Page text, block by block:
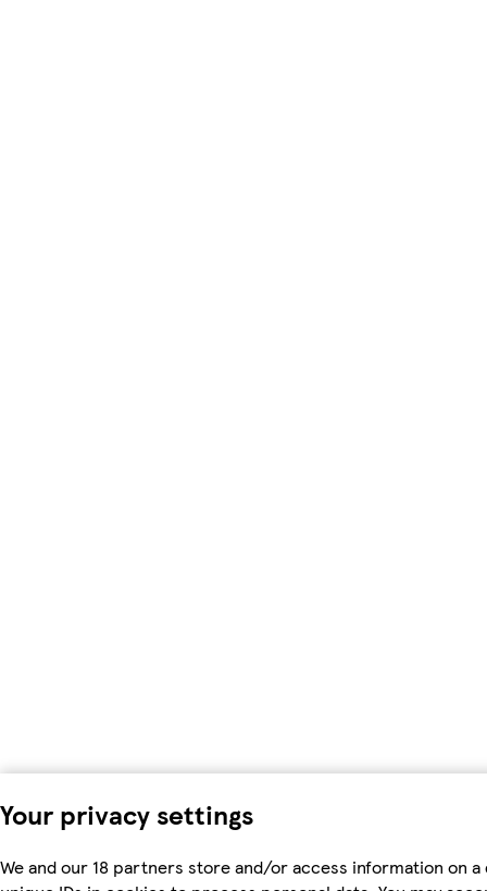
Your privacy settings
We and our 18 partners store and/or access information on a